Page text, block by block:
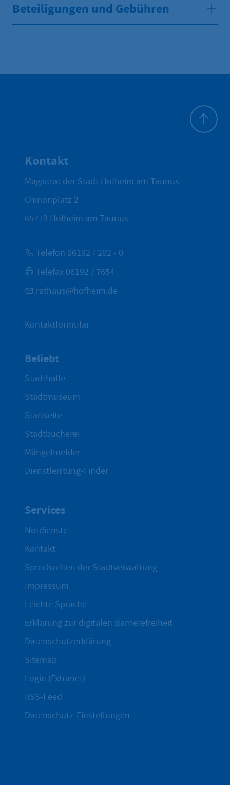
Beteiligungen und Gebühren
Kontakt
Magistrat der Stadt Hofheim am Taunus
Chinonplatz 2
65719 Hofheim am Taunus
Telefon 06192 / 202 - 0
Telefax 06192 / 7654
rathaus@hofheim.de
Kontaktformular
Beliebt
Stadthalle
Stadtmuseum
Startseite
Stadtbücherei
Mängelmelder
Dienstleistung-Finder
Services
Notdienste
Kontakt
Sprechzeiten der Stadtverwaltung
Impressum
Leichte Sprache
Erklärung zur digitalen Barrierefreiheit
Datenschutzerklärung
Sitemap
Login (Extranet)
RSS-Feed
Datenschutz-Einstellungen